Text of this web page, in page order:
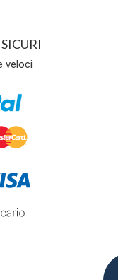
veloci